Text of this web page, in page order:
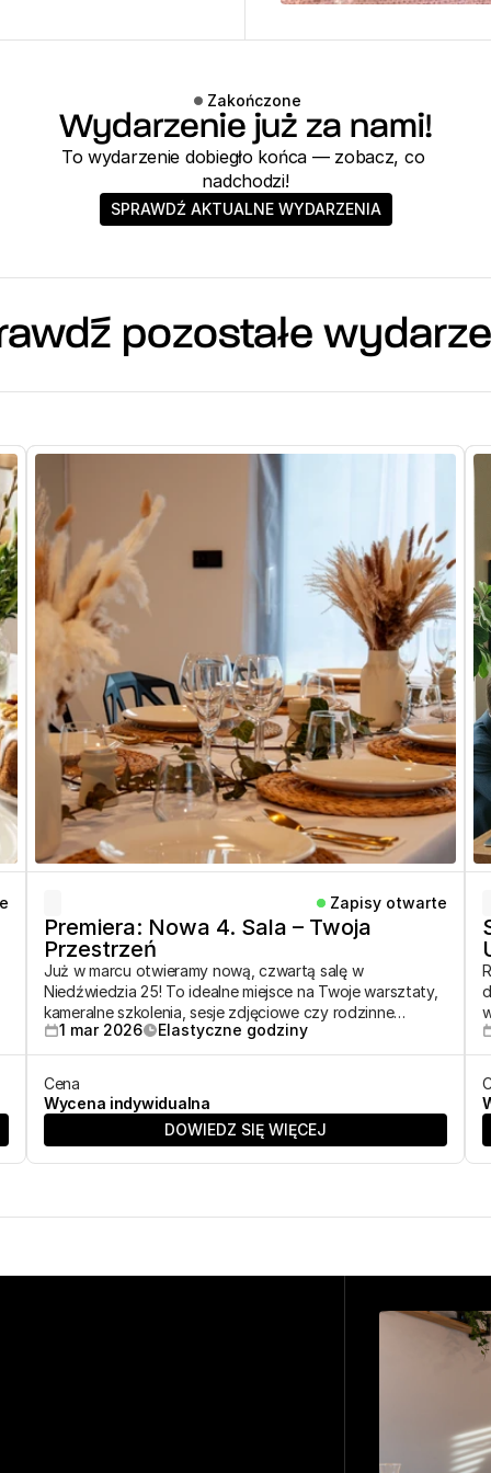
Zakończone
Wydarzenie już za nami!
To wydarzenie dobiegło końca — zobacz, co
nadchodzi!
SPRAWDŹ AKTUALNE WYDARZENIA
pozostałe
Zapisy otwarte
Premiera: Nowa 4. Sala – Twoja
Przestrzeń
Już w marcu otwieramy nową, czwartą salę w
Niedźwiedzia 25! To idealne miejsce na Twoje warsztaty,
kameralne szkolenia, sesje zdjęciowe czy rodzinne
przyjęcia. Rezerwuj terminy na wiosnę!
1 mar 2026 Elastyczne godziny
Cena
Wycena indywidualna
DOWIEDZ SIĘ WIĘCEJ